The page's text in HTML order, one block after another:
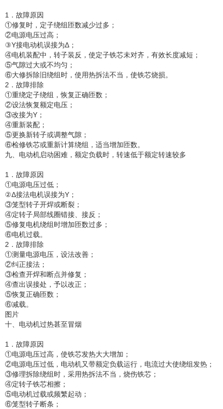
1．故障原因
①修复时，定子绕组匝数减少过多；
②电源电压过高；
③Y接电动机误接为Δ；
④电机装配中，转子装反，使定子铁芯未对齐，有效长度减短；
⑤气隙过大或不均匀；
⑥大修拆除旧绕组时，使用热拆法不当，使铁芯烧损。
2．故障排除
①重绕定子绕组，恢复正确匝数；
②设法恢复额定电压；
③改接为Y；
④重新装配；
⑤更换新转子或调整气隙；
⑥检修铁芯或重新计算绕组，适当增加匝数。
九、电动机启动困难，额定负载时，转速低于额定转速较多
1．故障原因
①电源电压过低；
②Δ接法电机误接为Y；
③笼型转子开焊或断裂；
④定转子局部线圈错接、接反；
⑤修复电机绕组时增加匝数过多；
⑥电机过载。
2．故障排除
①测量电源电压，设法改善；
②纠正接法；
③检查开焊和断点并修复；
④查出误接处，予以改正；
⑤恢复正确匝数；
⑥减载。
图片
十、电动机过热甚至冒烟
1．故障原因
①电源电压过高，使铁芯发热大大增加；
②电源电压过低，电动机又带额定负载运行，电流过大使绕组发热；
③修理拆除绕组时，采用热拆法不当，烧伤铁芯；
④定转子铁芯相擦；
⑤电动机过载或频繁起动；
⑥笼型转子断条；